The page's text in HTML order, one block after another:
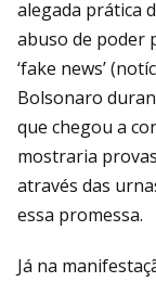
alegada prática
abuso de poder
‘fake news’
Bolsonaro
que chegou a
mostraria
através das
essa promessa.
Já na